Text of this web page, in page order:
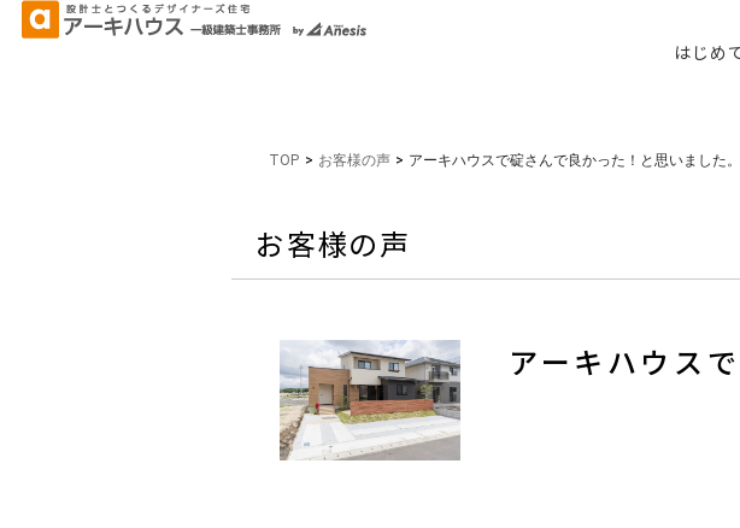
はじめ
TOP > お客様の声 > アーキハウスで碇さんで良かった！と思いました。
お客様の声
アーキハウス